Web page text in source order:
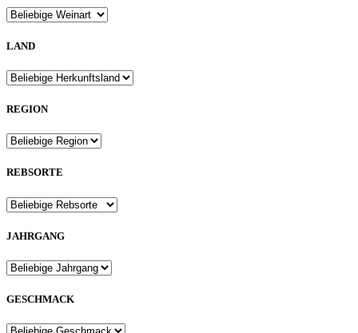
LAND
REGION
REBSORTE
JAHRGANG
GESCHMACK